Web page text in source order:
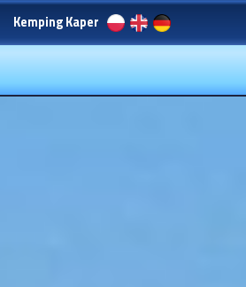
Kemping Kaper